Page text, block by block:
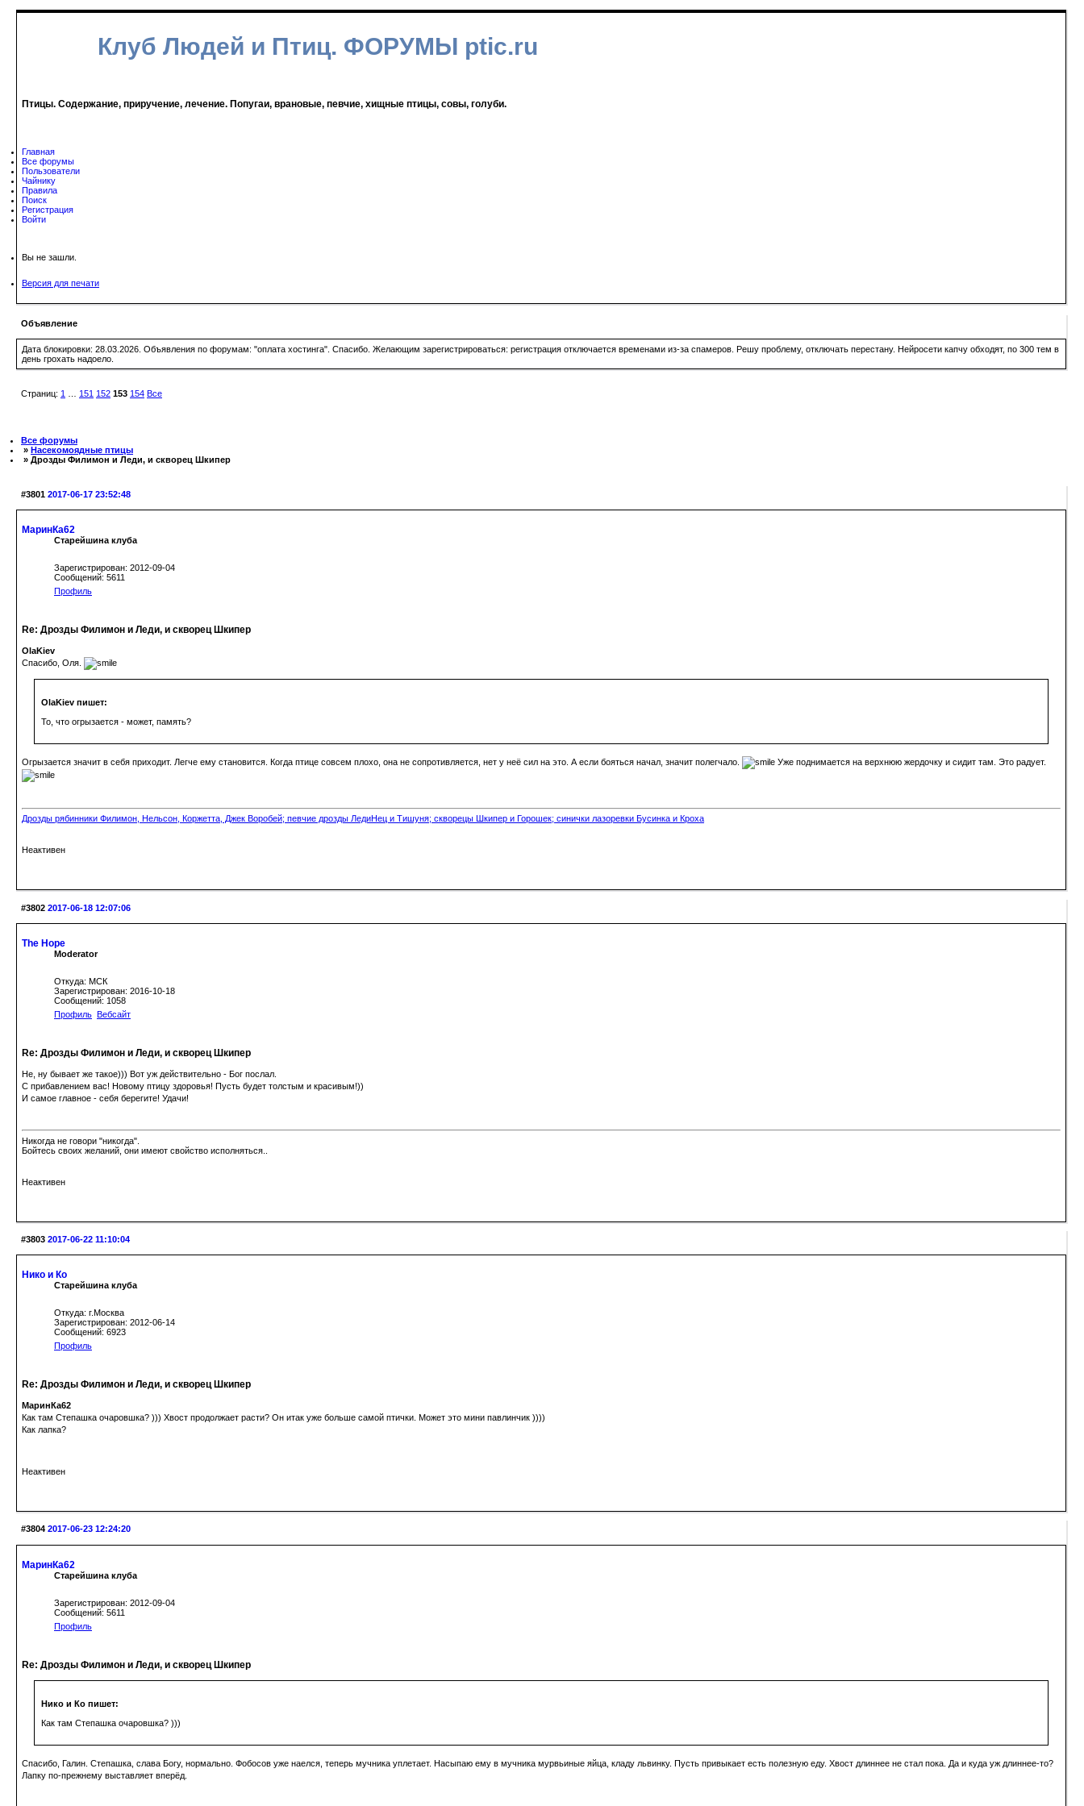
Клуб Людей и Птиц. ФОРУМЫ ptic.ru
Птицы. Содержание, приручение, лечение. Попугаи, врановые, певчие, хищные птицы, совы, голуби.
Главная
Все форумы
Пользователи
Чайнику
Правила
Поиск
Регистрация
Войти
Вы не зашли.
Версия для печати
Объявление
Дата блокировки: 28.03.2026. Объявления по форумам: "оплата хостинга". Спасибо. Желающим зарегистрироваться: регистрация отключается временами из-за спамеров. Решу проблему, отключать перестану. Нейросети капчу обходят, по 300 тем в
день грохать надоело.
Страниц: 1 … 151 152 153 154 Все
Все форумы
» Насекомоядные птицы
» Дрозды Филимон и Леди, и скворец Шкипер
#3801 2017-06-17 23:52:48
МаринКа62
Старейшина клуба
Зарегистрирован: 2012-09-04
Сообщений: 5611
Профиль
Re: Дрозды Филимон и Леди, и скворец Шкипер
OlaKiev
Спасибо, Оля.
OlaKiev пишет:
То, что огрызается - может, память?
Огрызается значит в себя приходит. Легче ему становится. Когда птице совсем плохо, она не сопротивляется, нет у неё сил на это. А если бояться начал, значит полегчало. Уже поднимается на верхнюю жердочку и сидит там. Это радует.
Дрозды рябинники Филимон, Нельсон, Коржетта, Джек Воробей; певчие дрозды ЛедиНец и Тишуня; скворецы Шкипер и Горошек; синички лазоревки Бусинка и Кроха
Неактивен
#3802 2017-06-18 12:07:06
The Hope
Moderator
Откуда: МСК
Зарегистрирован: 2016-10-18
Сообщений: 1058
Профиль Вебсайт
Re: Дрозды Филимон и Леди, и скворец Шкипер
Не, ну бывает же такое))) Вот уж действительно - Бог послал.
С прибавлением вас! Новому птицу здоровья! Пусть будет толстым и красивым!))
И самое главное - себя берегите! Удачи!
Никогда не говори "никогда".
Бойтесь своих желаний, они имеют свойство исполняться..
Неактивен
#3803 2017-06-22 11:10:04
Нико и Ко
Старейшина клуба
Откуда: г.Москва
Зарегистрирован: 2012-06-14
Сообщений: 6923
Профиль
Re: Дрозды Филимон и Леди, и скворец Шкипер
МаринКа62
Как там Степашка очаровшка? ))) Хвост продолжает расти? Он итак уже больше самой птички. Может это мини павлинчик ))))
Как лапка?
Неактивен
#3804 2017-06-23 12:24:20
МаринКа62
Старейшина клуба
Зарегистрирован: 2012-09-04
Сообщений: 5611
Профиль
Re: Дрозды Филимон и Леди, и скворец Шкипер
Нико и Ко пишет:
Как там Степашка очаровшка? )))
Спасибо, Галин. Степашка, слава Богу, нормально. Фобосов уже наелся, теперь мучника уплетает. Насыпаю ему в мучника мурвьиные яйца, кладу львинку. Пусть привыкает есть полезную еду. Хвост длиннее не стал пока. Да и куда уж длиннее-то?
Лапку по-прежнему выставляет вперёд.